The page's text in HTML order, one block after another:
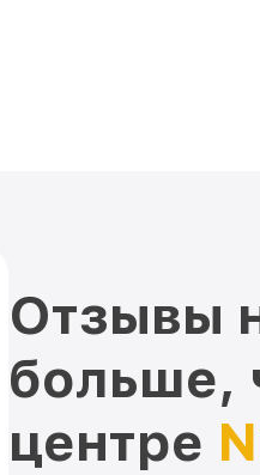
Отзывы
больше,
центре